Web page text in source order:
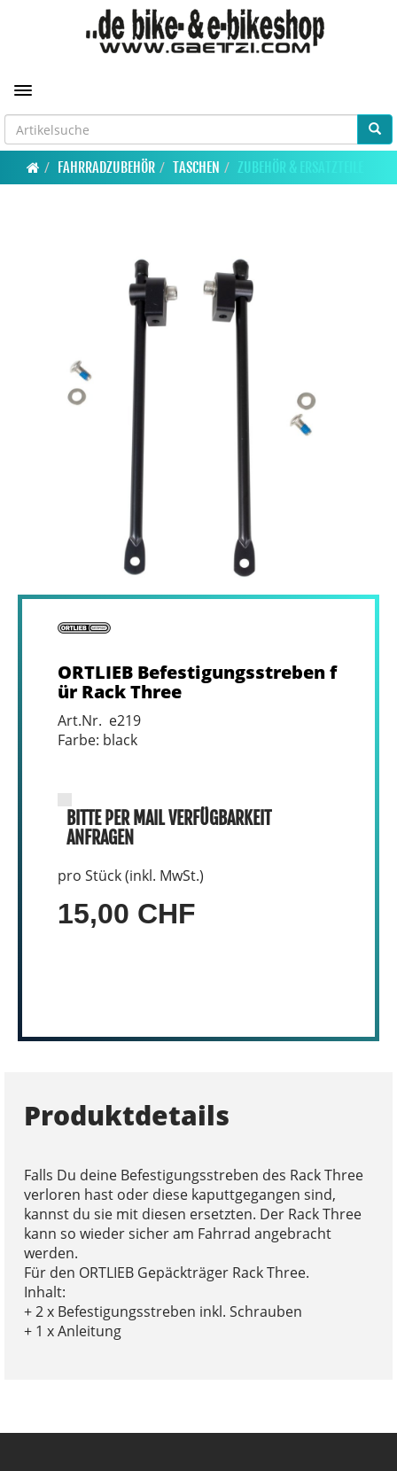
Toggle navigation
FAHRRADZUBEHÖR TASCHEN ZUBEHÖR & ERSATZTEILE
ORTLIEB Befestigungsstreben f
ür Rack Three
Art.Nr. e219
Farbe: black
BITTE PER MAIL VERFÜGBARKEIT
ANFRAGEN
pro Stück (inkl. MwSt.)
15,00 CHF
Produktdetails
Falls Du deine Befestigungsstreben des Rack Three
verloren hast oder diese kaputtgegangen sind,
kannst du sie mit diesen ersetzten. Der Rack Three
kann so wieder sicher am Fahrrad angebracht
werden.
Für den ORTLIEB Gepäckträger Rack Three.
Inhalt:
+ 2 x Befestigungsstreben inkl. Schrauben
+ 1 x Anleitung